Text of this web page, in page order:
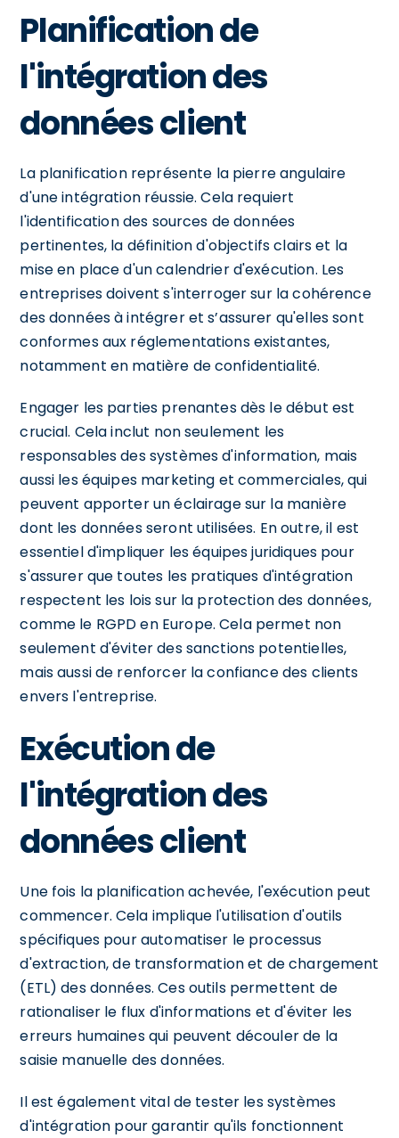
Planification de
l'intégration des
données client
La planification représente la pierre angulaire
d'une intégration réussie. Cela requiert
l'identification des sources de données
pertinentes, la définition d'objectifs clairs et la
mise en place d'un calendrier d'exécution. Les
entreprises doivent s'interroger sur la cohérence
des données à intégrer et s’assurer qu'elles sont
conformes aux réglementations existantes,
notamment en matière de confidentialité.
Engager les parties prenantes dès le début est
crucial. Cela inclut non seulement les
responsables des systèmes d'information, mais
aussi les équipes marketing et commerciales, qui
peuvent apporter un éclairage sur la manière
dont les données seront utilisées. En outre, il est
essentiel d'impliquer les équipes juridiques pour
s'assurer que toutes les pratiques d'intégration
respectent les lois sur la protection des données,
comme le RGPD en Europe. Cela permet non
seulement d'éviter des sanctions potentielles,
mais aussi de renforcer la confiance des clients
envers l'entreprise.
Exécution de
l'intégration des
données client
Une fois la planification achevée, l'exécution peut
commencer. Cela implique l'utilisation d'outils
spécifiques pour automatiser le processus
d'extraction, de transformation et de chargement
(ETL) des données. Ces outils permettent de
rationaliser le flux d'informations et d'éviter les
erreurs humaines qui peuvent découler de la
saisie manuelle des données.
Il est également vital de tester les systèmes
d'intégration pour garantir qu'ils fonctionnent